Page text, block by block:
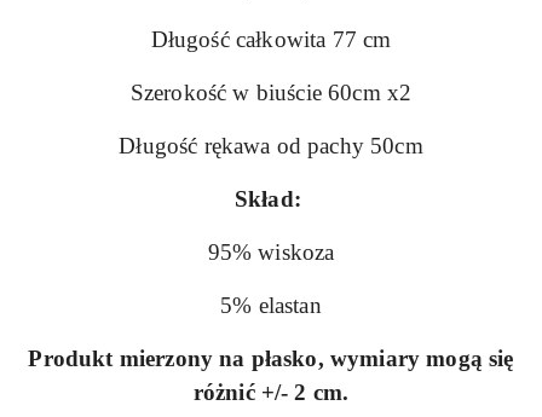
Długość całkowita 77 cm
Szerokość w biuście 60cm x2
Długość rękawa od pachy 50cm
Skład:
95% wiskoza
5% elastan
Produkt mierzony na płasko, wymiary mogą się
różnić +/- 2 cm.